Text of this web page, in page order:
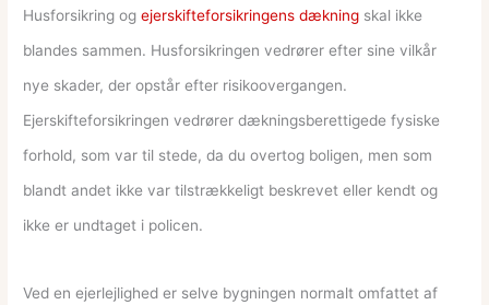
Husforsikring ogejerskifteforsikringens dækning skal ikke
blandes sammen. Husforsikringen vedrører efter sine vilkår
nye skader, der opstår efter risikoovergangen.
Ejerskifteforsikringen vedrører dækningsberettigede fysiske
forhold, som var til stede, da du overtog boligen, men som
blandt andet ikke var tilstrækkeligt beskrevet eller kendt og
ikke er undtaget i policen.
Ved en ejerlejlighed er selve bygningen normalt omfattet af